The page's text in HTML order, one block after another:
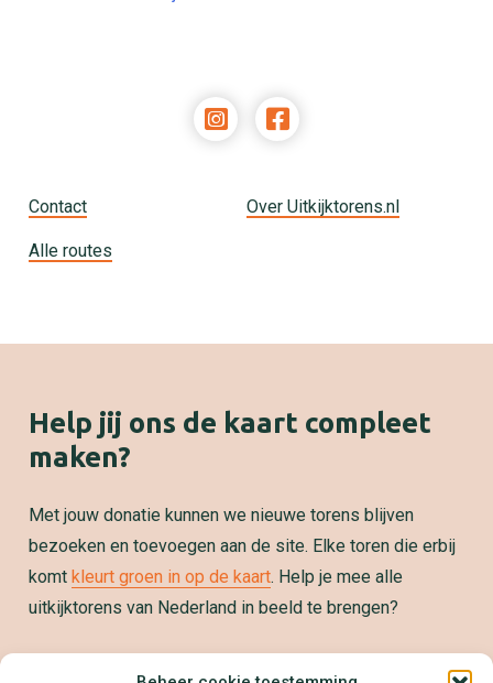
Contact Over Uitkijktorens.nl
Alle routes
Help jij ons de kaart compleet
maken?
Met jouw donatie kunnen we nieuwe torens blijven
bezoeken en toevoegen aan de site. Elke toren die erbij
komt kleurt groen in op de kaart. Help je mee alle
uitkijktorens van Nederland in beeld te brengen?
Samenwerken?